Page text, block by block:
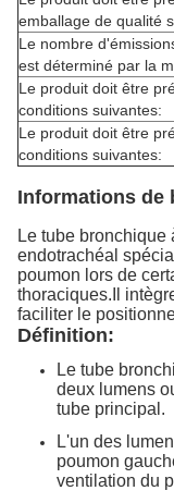
emballage de qualité
Le nombre
est déterminé par la
Le produit doit être
conditions suivantes:
Le produit doit être
conditions suivantes:
Informations de
Le tube
endotrachéal
poumon lors de
thoraciques.Il
faciliter le
Définition:
Le tube
deux lumens
tube principal.
L'un des
poumon
ventilation du